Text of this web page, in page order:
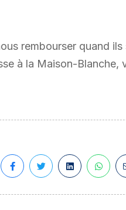
rembourser quand ils
à la Maison-Blanche,